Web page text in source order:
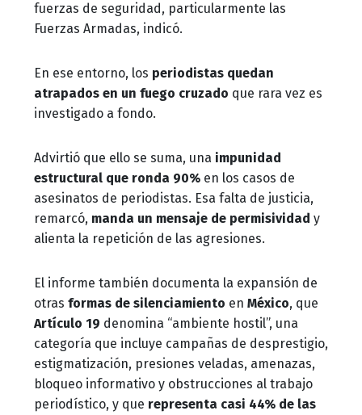
fuerzas de seguridad, particularmente las
Fuerzas Armadas, indicó.
En ese entorno, los periodistas quedan
atrapados en un fuego cruzado que rara vez es
investigado a fondo.
Advirtió que ello se suma, una impunidad
estructural que ronda 90% en los casos de
asesinatos de periodistas. Esa falta de justicia,
remarcó, manda un mensaje de permisividad y
alienta la repetición de las agresiones.
El informe también documenta la expansión de
otras formas de silenciamiento en México, que
Artículo 19 denomina “ambiente hostil”, una
categoría que incluye campañas de desprestigio,
estigmatización, presiones veladas, amenazas,
bloqueo informativo y obstrucciones al trabajo
periodístico, y que representa casi 44% de las